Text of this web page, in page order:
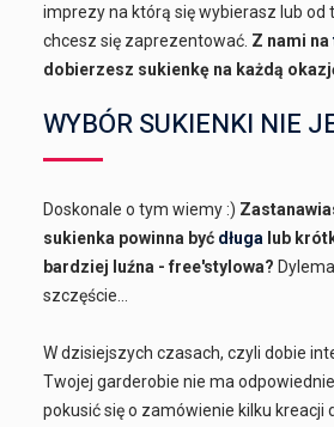
imprezy na którą się wybierasz lub od
chcesz się zaprezentować. Z nami na
dobierzesz sukienkę na każdą
WYBÓR SUKIENKI NIE
Doskonale o tym wiemy :)
sukienka powinna być długa lub
bardziej luźna - free'stylowa?
szczęście...
W dzisiejszych czasach, czyli dobie
Twojej garderobie nie ma
pokusić się o zamówienie kilku kreacji